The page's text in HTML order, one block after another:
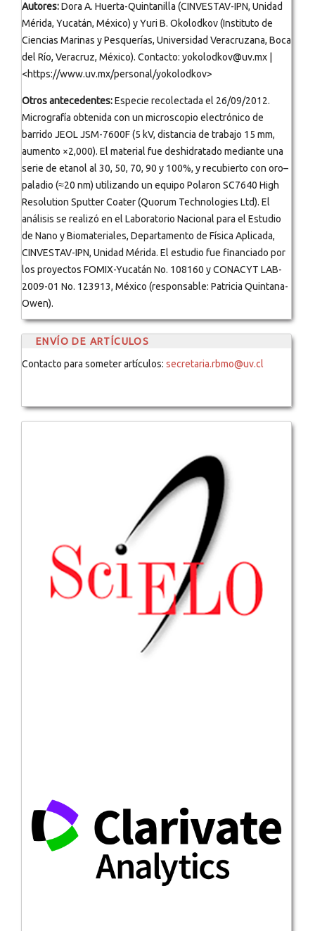
Autores:Dora A. Huerta-Quintanilla (CINVESTAV-IPN, Unidad
Mérida, Yucatán, México) y Yuri B. Okolodkov (Instituto de
Ciencias Marinas y Pesquerías, Universidad Veracruzana, Boca
del Río, Veracruz, México). Contacto: yokolodkov@uv.mx |
<https://www.uv.mx/personal/yokolodkov>
Otros antecedentes:Especie recolectada el 26/09/2012.
Micrografía obtenida con un microscopio electrónico de
barrido JEOL JSM-7600F (5 kV, distancia de trabajo 15 mm,
aumento ×2,000). El material fue deshidratado mediante una
serie de etanol al 30, 50, 70, 90 y 100%, y recubierto con oro–
paladio (≈20 nm) utilizando un equipo Polaron SC7640 High
Resolution Sputter Coater (Quorum Technologies Ltd). El
análisis se realizó en el Laboratorio Nacional para el Estudio
de Nano y Biomateriales, Departamento de Física Aplicada,
CINVESTAV-IPN, Unidad Mérida. El estudio fue financiado por
los proyectos FOMIX-Yucatán No. 108160 y CONACYT LAB-
2009-01 No. 123913, México (responsable: Patricia Quintana-
Owen).
ENVÍO DE ARTÍCULOS
Contacto para someter artículos: secretaria.rbmo@uv.cl